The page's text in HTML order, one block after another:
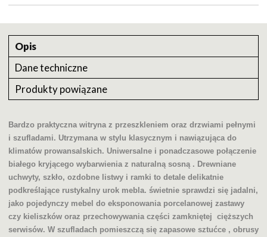
Opis
Dane techniczne
Produkty powiązane
Bardzo praktyczna witryna z przeszkleniem oraz drzwiami pełnymi
i szufladami. Utrzymana w stylu klasycznym i nawiązująca do
klimatów prowansalskich. Uniwersalne i ponadczasowe połączenie
białego kryjącego wybarwienia z naturalną sosną . Drewniane
uchwyty, szkło, ozdobne listwy i ramki to detale delikatnie
podkreślające rustykalny urok mebla. świetnie sprawdzi się jadalni,
jako pojedynczy mebel do eksponowania porcelanowej zastawy
czy kieliszków oraz przechowywania części zamkniętej cięższych
serwisów. W szufladach pomieszczą się zapasowe sztućce , obrusy